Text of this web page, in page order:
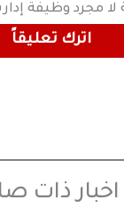
مجرد وظيفة
اترك تعليقاً
اخبار ذات صلة